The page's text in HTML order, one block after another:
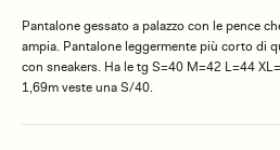
Pantalone gessato a palazzo con le pence
ampia. Pantalone leggermente più corto di
con sneakers. Ha le tg S=40 M=42 L=44
1,69m veste una S/40.